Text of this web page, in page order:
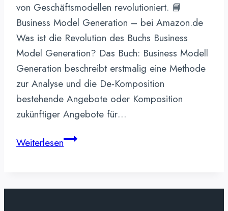
von Geschäftsmodellen revolutioniert. 📘
Business Model Generation – bei Amazon.de
Was ist die Revolution des Buchs Business
Model Generation? Das Buch: Business Modell
Generation beschreibt erstmalig eine Methode
zur Analyse und die De-Komposition
bestehende Angebote oder Komposition
zukünftiger Angebote für…
WeiterlesenBusiness